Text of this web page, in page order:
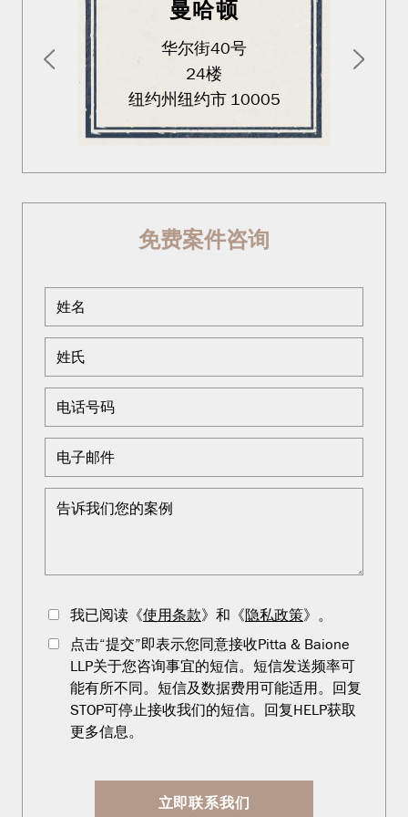
曼哈顿
华尔街40号
24楼
纽约州纽约市 10005
免费案件咨询
我已阅读《使用条款 》和《 隐私政策 》。
点击“提交”即表示您同意接收Pitta & Baione
LLP关于您咨询事宜的短信。短信发送频率可
能有所不同。短信及数据费用可能适用。回复
STOP可停止接收我们的短信。回复HELP获取
更多信息。
立即联系我们